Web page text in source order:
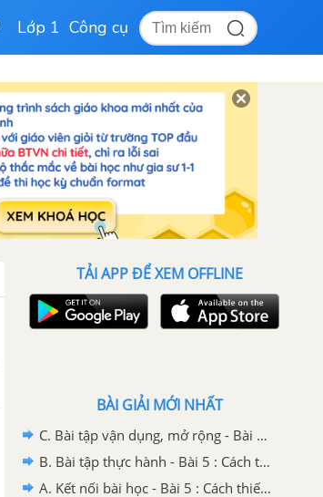
Lớp 1 Công cụ
TẢI APP ĐỂ XEM OFFLINE
BÀI GIẢI MỚI NHẤT
C. Bài tập vận dụng, mở rộng - Bài 5 : Cách thiết lập trang giấy; xuất bản nhạc
B. Bài tập thực hành - Bài 5 : Cách thiết lập trang giấy; xuất bản nhạc
A. Kết nối bài học - Bài 5 : Cách thiết lập trang giấy; xuất bản nhạc